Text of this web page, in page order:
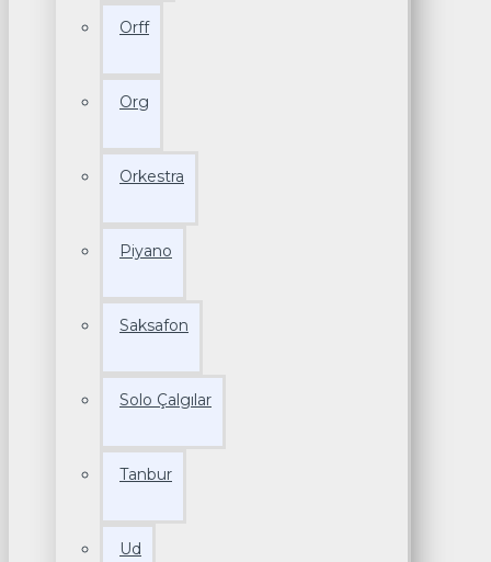
Orff
Org
Orkestra
Piyano
Saksafon
Solo Çalgılar
Tanbur
Ud